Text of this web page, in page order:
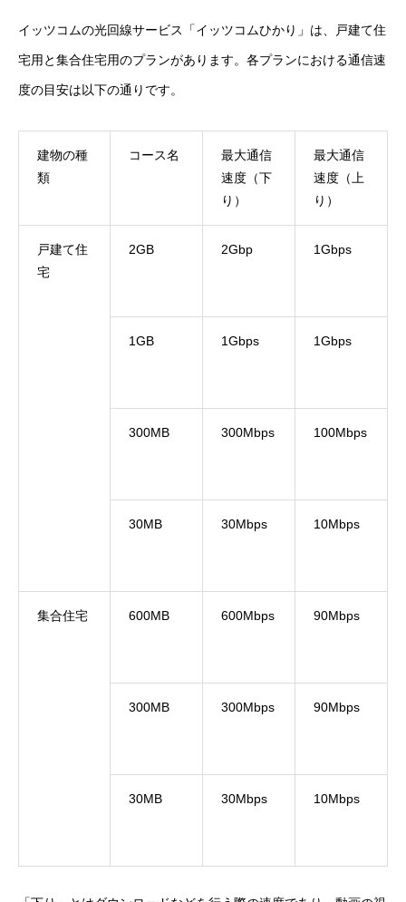
イッツコムの光回線サービス「イッツコムひかり」は、戸建て住
宅用と集合住宅用のプランがあります。各プランにおける通信速
度の目安は以下の通りです。
建物の種
類
コース名
最大通信
速度（下
り）
最大通信
速度（上
り）
戸建て住
宅
2GB 2Gbp 1Gbps
1GB 1Gbps 1Gbps
300MB 300Mbps 100Mbps
30MB 30Mbps 10Mbps
集合住宅 600MB 600Mbps 90Mbps
300MB 300Mbps 90Mbps
30MB 30Mbps 10Mbps